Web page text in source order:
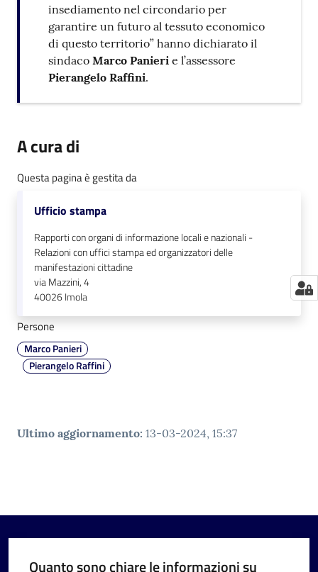
insediamento nel circondario per
garantire un futuro al tessuto economico
di questo territorio” hanno dichiarato il
sindaco Marco Panieri e l’assessore
Pierangelo Raffini.
A cura di
Questa pagina è gestita da
Ufficio stampa
Rapporti con organi di informazione locali e nazionali -
Relazioni con uffici stampa ed organizzatori delle
manifestazioni cittadine
via Mazzini, 4
40026Imola
Persone
Marco Panieri
Pierangelo Raffini
Ultimo aggiornamento: 13-03-2024, 15:37
Quanto sono chiare le informazioni su